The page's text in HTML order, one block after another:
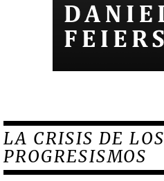
LA CRISIS DE LOS
PROGRESISMOS